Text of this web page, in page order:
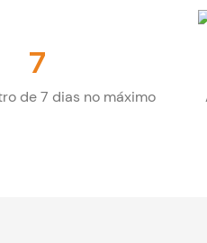
7
de 7 dias no máximo